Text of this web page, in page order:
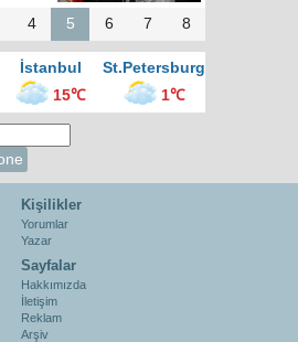
4 5 6 7 8
İstanbul
St.Petersburg
15℃ 1℃
Kişilikler
Yorumlar
Yazar
Sayfalar
Hakkımızda
İletişim
Reklam
Arşiv